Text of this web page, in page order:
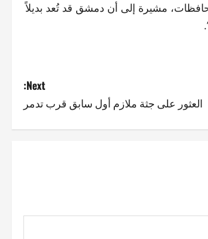
مشيرة إلى أن دمشق قد تُعد بديلاً
Next:
العثور على جثة ملازم أول سابق قرب تدمر